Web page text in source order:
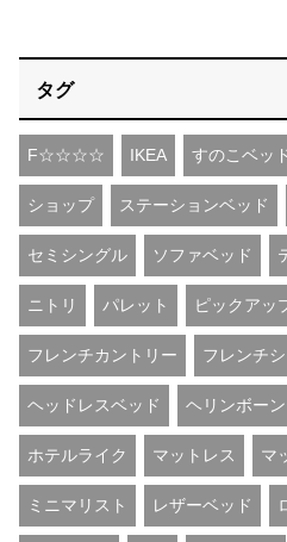
タグ
F☆☆☆☆ IKEA すのこベッ
ショップ ステーションベッド
セミシングル ソファベッド
ニトリ パレット ピックアッ
フレンチカントリー フレンチ
ヘッドレスベッド ヘリンボーン
ホテルライク マットレス マ
ミニマリスト レザーベッド